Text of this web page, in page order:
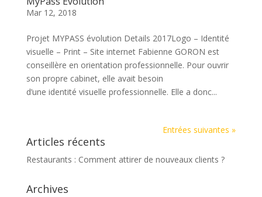
Mar 12, 2018
Projet MYPASS évolution Details 2017Logo – Identité
visuelle – Print – Site internet Fabienne GORON est
conseillère en orientation professionnelle. Pour ouvrir
son propre cabinet, elle avait besoin
d’une identité visuelle professionnelle. Elle a donc...
Entrées suivantes »
Articles récents
Restaurants : Comment attirer de nouveaux clients ?
Archives